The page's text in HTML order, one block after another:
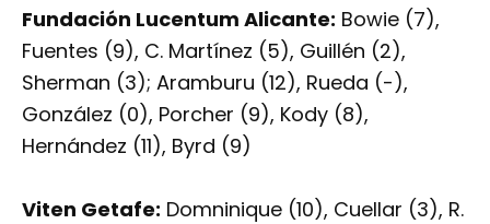
Fundación Lucentum Alicante: Bowie (7),
Fuentes (9), C. Martínez (5), Guillén (2),
Sherman (3); Aramburu (12), Rueda (-),
González (0), Porcher (9), Kody (8),
Hernández (11), Byrd (9)
Viten Getafe: Domninique (10), Cuellar (3), R.